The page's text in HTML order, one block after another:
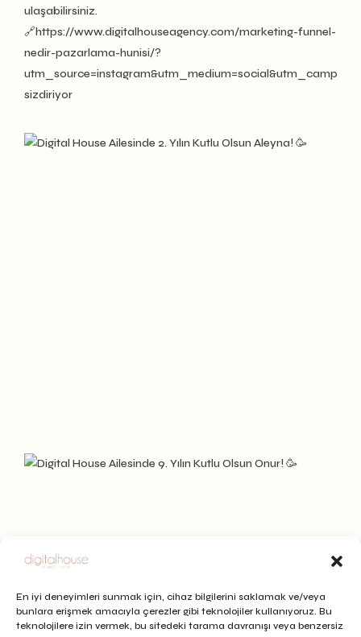
En iyi deneyimleri sunmak için, cihaz bilgilerini saklamak ve/veya
bunlara erişmek amacıyla çerezler gibi teknolojiler kullanıyoruz. Bu
teknolojilere izin vermek, bu sitedeki tarama davranışı veya benzersiz